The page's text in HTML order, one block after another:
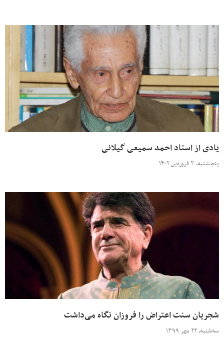
یادی از استاد احمد سمیعی گیلانی
پنجشنبه، ۳ فروردین ۱۴۰۲
شجریان سنت اعتراض را فروزان نگاه می‌داشت
سه‌شنبه، ۲۲ مهر ۱۳۹۹